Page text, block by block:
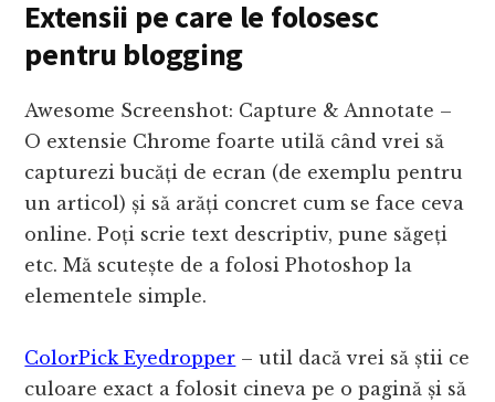
Extensii pe care le folosesc
pentru blogging
Awesome Screenshot: Capture & Annotate –
O extensie Chrome foarte utilă când vrei să
capturezi bucăți de ecran (de exemplu pentru
un articol) și să arăți concret cum se face ceva
online. Poți scrie text descriptiv, pune săgeți
etc. Mă scutește de a folosi Photoshop la
elementele simple.
ColorPick Eyedropper – util dacă vrei să știi ce
culoare exact a folosit cineva pe o pagină și să